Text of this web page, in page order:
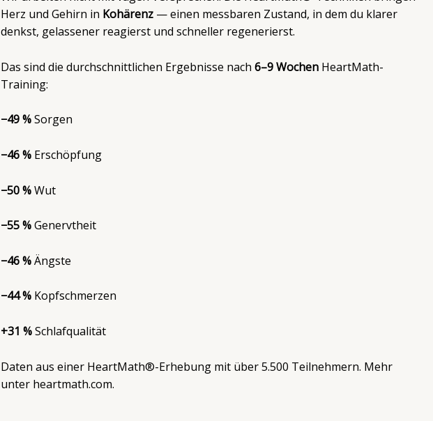
Herz und Gehirn in Kohärenz — einen messbaren Zustand, in dem du klarer
denkst, gelassener reagierst und schneller regenerierst.
Das sind die durchschnittlichen Ergebnisse nach 6–9 Wochen HeartMath-
Training:
−49 %Sorgen
−46 % Erschöpfung
−50 %Wut
−55 %Genervtheit
−46 %Ängste
−44 % Kopfschmerzen
+31 %Schlafqualität
Daten aus einer HeartMath®-Erhebung mit über 5.500 Teilnehmern. Mehr
unter heartmath.com.